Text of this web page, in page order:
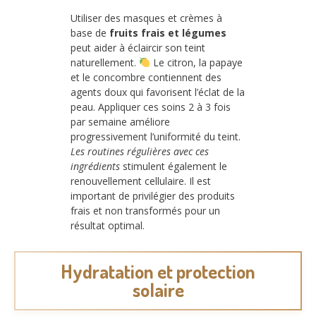
Utiliser des masques et crèmes à
base de fruits frais et légumes
peut aider à éclaircir son teint
naturellement.
Le citron, la papaye
et le concombre contiennent des
agents doux qui favorisent l’éclat de la
peau. Appliquer ces soins 2 à 3 fois
par semaine améliore
progressivement l’uniformité du teint.
Les routines régulières avec ces
ingrédients stimulent également le
renouvellement cellulaire. Il est
important de privilégier des produits
frais et non transformés pour un
résultat optimal.
Hydratation et protection
solaire